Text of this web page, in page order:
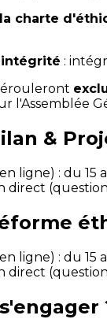
charte
:
l'Assemblée
&
ligne) : du 15
ligne) : du 15